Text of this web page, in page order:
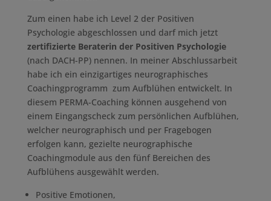
Zum einen habe ich Level 2 der Positiven
Psychologie abgeschlossen und darf mich jetzt
zertifizierte Beraterin der Positiven Psychologie
(nach DACH-PP) nennen. In meiner Abschlussarbeit
habe ich ein einzigartiges neurographisches
Coachingprogramm zum Aufblühen entwickelt. In
diesem PERMA-Coaching können ausgehend von
einem Eingangscheck zum persönlichen Aufblühen,
welcher neurographisch und per Fragebogen
erfolgen kann, gezielte neurographische
Coachingmodule aus den fünf Bereichen des
Aufblühens ausgewählt werden.
Positive Emotionen,